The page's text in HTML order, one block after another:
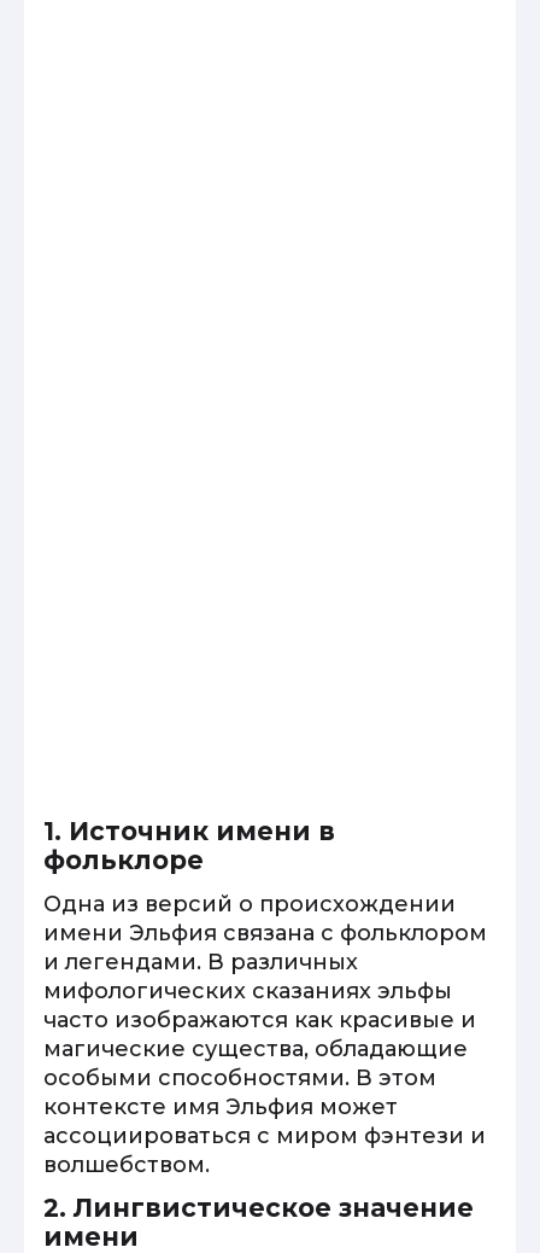
1. Источник имени в
фольклоре
Одна из версий о происхождении
имени Эльфия связана с фольклором
и легендами. В различных
мифологических сказаниях эльфы
часто изображаются как красивые и
магические существа, обладающие
особыми способностями. В этом
контексте имя Эльфия может
ассоциироваться с миром фэнтези и
волшебством.
2. Лингвистическое значение
имени